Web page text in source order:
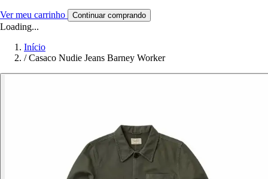
Ver meu carrinho Continuar comprando
Loading...
Início
/ Casaco Nudie Jeans Barney Worker